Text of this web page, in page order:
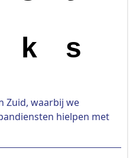
Zuid, waarbij we
hielpen met